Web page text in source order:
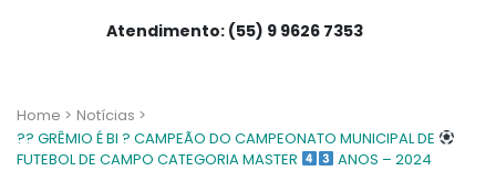
Atendimento: (55) 9 9626 7353
Home > Notícias >
?? GRÊMIO É BI ? CAMPEÃO DO CAMPEONATO MUNICIPAL DE
FUTEBOL DE CAMPO CATEGORIA MASTER
ANOS – 2024